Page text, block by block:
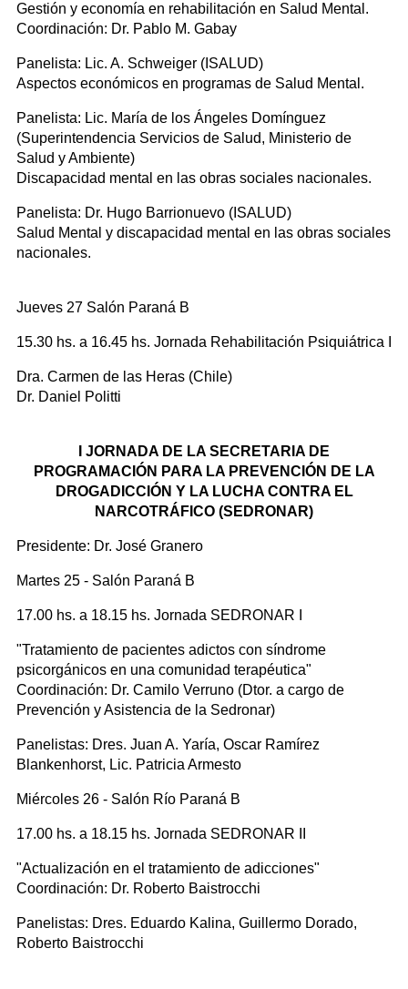
Gestión y economía en rehabilitación en Salud Mental.
Coordinación: Dr. Pablo M. Gabay
Panelista: Lic. A. Schweiger (ISALUD)
Aspectos económicos en programas de Salud Mental.
Panelista: Lic. María de los Ángeles Domínguez
(Superintendencia Servicios de Salud, Ministerio de
Salud y Ambiente)
Discapacidad mental en las obras sociales nacionales.
Panelista: Dr. Hugo Barrionuevo (ISALUD)
Salud Mental y discapacidad mental en las obras sociales
nacionales.
Jueves 27 Salón Paraná B
15.30 hs. a 16.45 hs. Jornada Rehabilitación Psiquiátrica I
Dra. Carmen de las Heras (Chile)
Dr. Daniel Politti
I JORNADA DE LA SECRETARIA DE
PROGRAMACIÓN PARA LA PREVENCIÓN DE LA
DROGADICCIÓN Y LA LUCHA CONTRA EL
NARCOTRÁFICO (SEDRONAR)
Presidente: Dr. José Granero
Martes 25 - Salón Paraná B
17.00 hs. a 18.15 hs. Jornada SEDRONAR I
"Tratamiento de pacientes adictos con síndrome
psicorgánicos en una comunidad terapéutica"
Coordinación: Dr. Camilo Verruno (Dtor. a cargo de
Prevención y Asistencia de la Sedronar)
Panelistas: Dres. Juan A. Yaría, Oscar Ramírez
Blankenhorst, Lic. Patricia Armesto
Miércoles 26 - Salón Río Paraná B
17.00 hs. a 18.15 hs. Jornada SEDRONAR II
"Actualización en el tratamiento de adicciones"
Coordinación: Dr. Roberto Baistrocchi
Panelistas: Dres. Eduardo Kalina, Guillermo Dorado,
Roberto Baistrocchi